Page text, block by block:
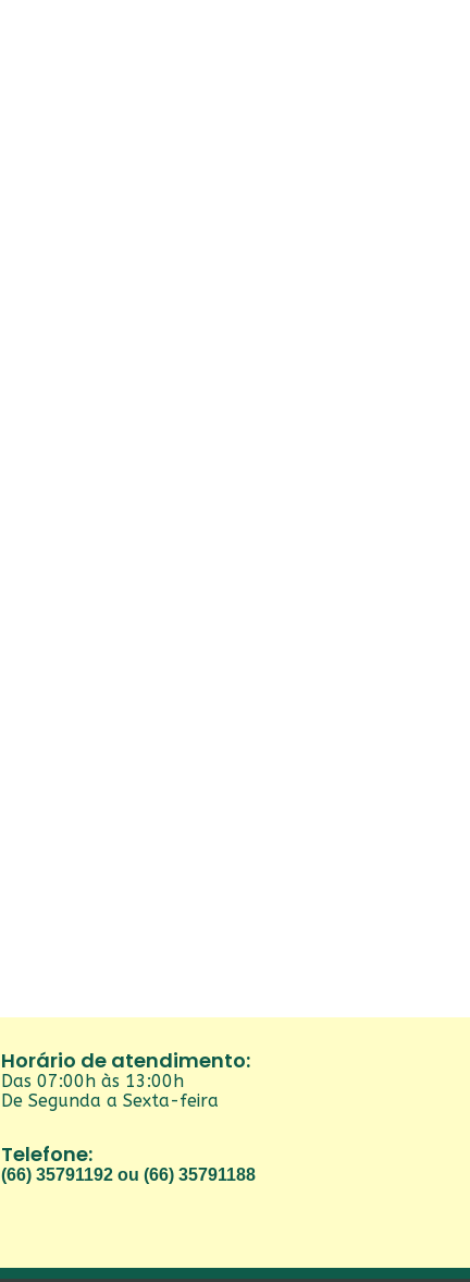
Horário de atendimento:
Das 07:00h às 13:00h
De Segunda a Sexta-feira
Telefone:
(66) 35791192 ou (66) 35791188